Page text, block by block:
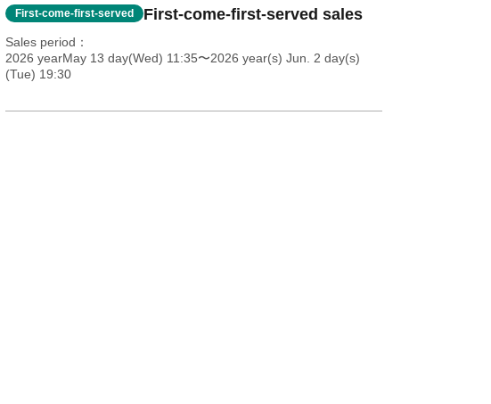
First-come-first-served First-come-first-served sales
Sales period
2026 yearMay 13 day(Wed) 11:35〜2026 year(s) Jun. 2 day(s)
(Tue) 19:30